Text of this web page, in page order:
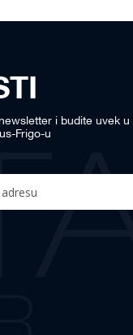
i budite uvek u
Frigo-u